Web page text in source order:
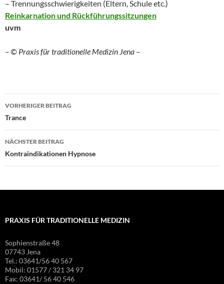
– Trennungsschwierigkeiten (Eltern, Schule etc.)
Reinkarnation und Rückführungssitzungen
uvm
– © Praxis für traditionelle Medizin Jena –
Beitragsnavigation
VORHERIGER BEITRAG
Trance
NÄCHSTER BEITRAG
Kontraindikationen Hypnose
PRAXIS FÜR TRADITIONELLE MEDIZIN
Sophienstraße 48
07743 Jena
Tel.: 03641/56 40 567
Mobil: 01577 / 321 34 97
Fax: 03641/ 56 40 546